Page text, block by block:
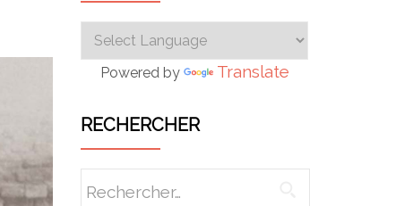
Powered by Translate
RECHERCHER